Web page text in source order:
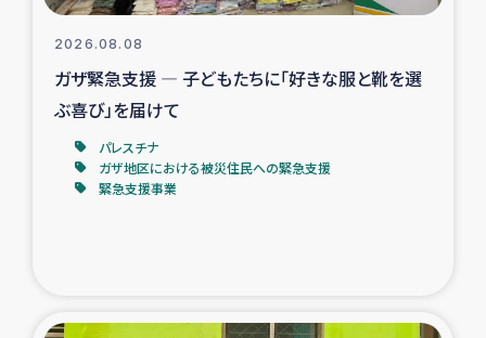
トルコにおけるシリア難民支援事業
インドネシア中部 スラウェシの地震・津波被災者支援
スリランカ ジャフナ県干物事業
2026.08.08
ガザ緊急支援 ― 子どもたちに「好きな服と靴を選
ぶ喜び」を届けて
パレスチナ
ガザ地区における被災住民への緊急支援
緊急支援事業